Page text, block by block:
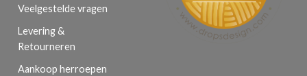
Veelgestelde vragen
Levering &
Retourneren
Aankoop herroepen